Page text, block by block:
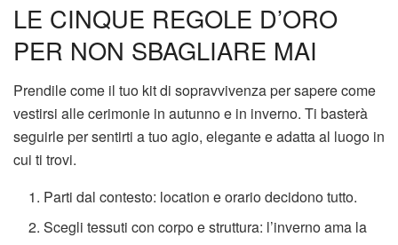
LE CINQUE REGOLE D’ORO
PER NON SBAGLIARE MAI
Prendile come il tuo kit di sopravvivenza per sapere come
vestirsi alle cerimonie in autunno e in inverno. Ti basterà
seguirle per sentirti a tuo agio, elegante e adatta al luogo in
cui ti trovi.
Parti dal contesto: location e orario decidono tutto.
Scegli tessuti con corpo e struttura: l’inverno ama la